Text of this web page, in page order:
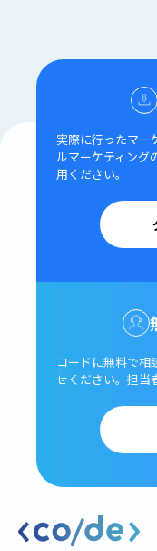
実際に行ったマー
ルマーケティング
用ください。
コードに無料で相
せください。 担当